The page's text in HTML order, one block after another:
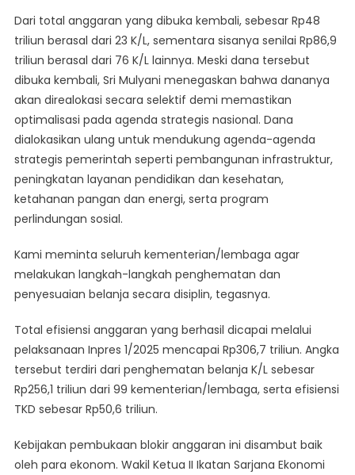
Dari total anggaran yang dibuka kembali, sebesar Rp48
triliun berasal dari 23 K/L, sementara sisanya senilai Rp86,9
triliun berasal dari 76 K/L lainnya. Meski dana tersebut
dibuka kembali, Sri Mulyani menegaskan bahwa dananya
akan direalokasi secara selektif demi memastikan
optimalisasi pada agenda strategis nasional. Dana
dialokasikan ulang untuk mendukung agenda-agenda
strategis pemerintah seperti pembangunan infrastruktur,
peningkatan layanan pendidikan dan kesehatan,
ketahanan pangan dan energi, serta program
perlindungan sosial.
Kami meminta seluruh kementerian/lembaga agar
melakukan langkah-langkah penghematan dan
penyesuaian belanja secara disiplin, tegasnya.
Total efisiensi anggaran yang berhasil dicapai melalui
pelaksanaan Inpres 1/2025 mencapai Rp306,7 triliun. Angka
tersebut terdiri dari penghematan belanja K/L sebesar
Rp256,1 triliun dari 99 kementerian/lembaga, serta efisiensi
TKD sebesar Rp50,6 triliun.
Kebijakan pembukaan blokir anggaran ini disambut baik
oleh para ekonom. Wakil Ketua II Ikatan Sarjana Ekonomi